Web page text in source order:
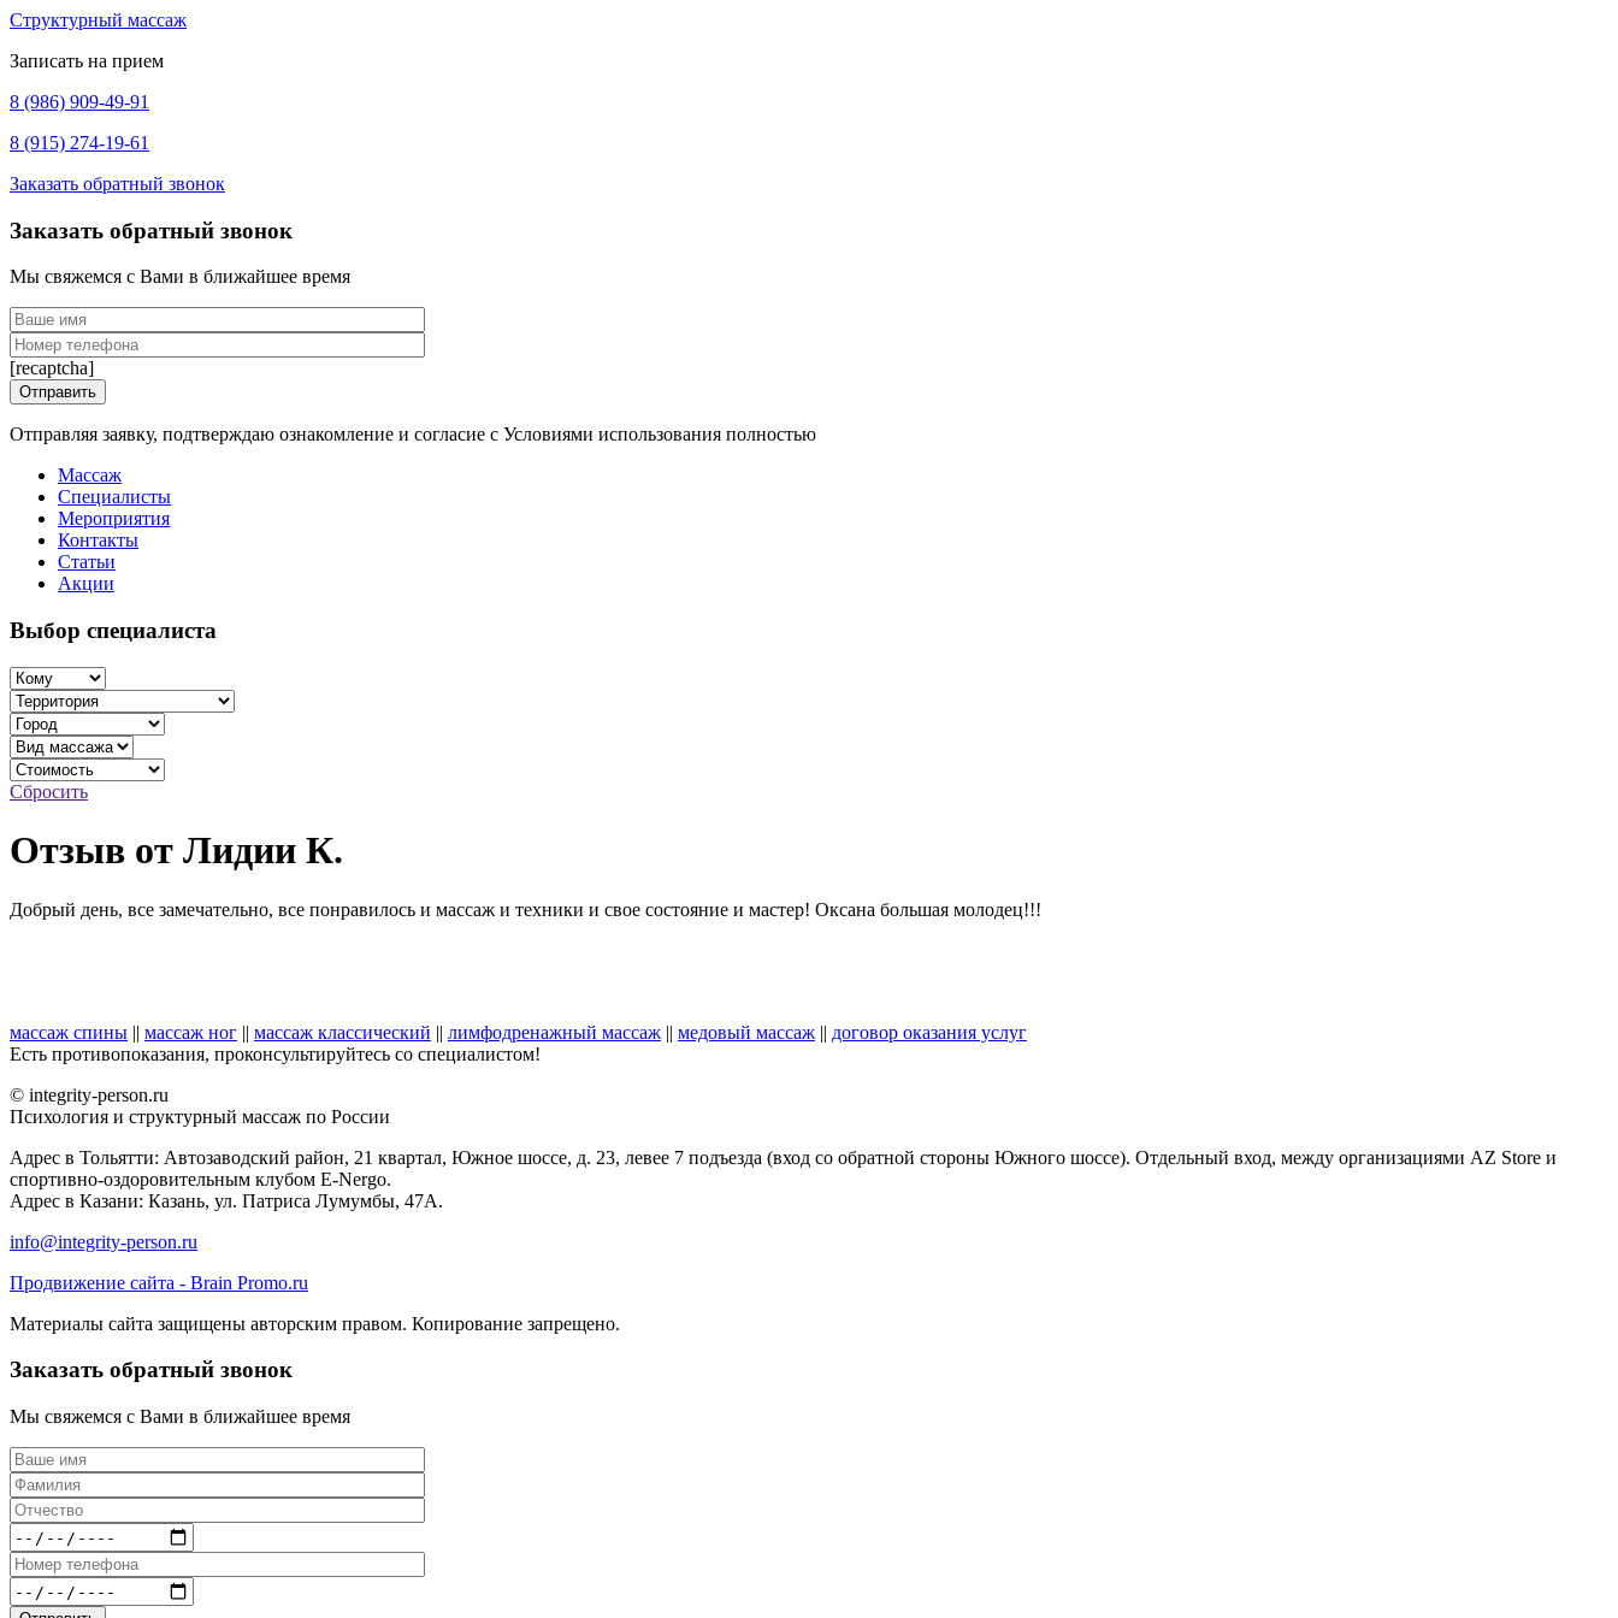
Структурный массаж
Записать на прием
8 (986) 909-49-91
8 (915) 274-19-61
Заказать обратный звонок
Заказать обратный звонок
Мы свяжемся с Вами в ближайшее время
[recaptcha]
Отправляя заявку, подтверждаю ознакомление и согласие с Условиями использования полностью
Массаж
Специалисты
Мероприятия
Контакты
Статьи
Акции
Выбор специалиста
Сбросить
Отзыв от Лидии К.
Добрый день, все замечательно, все понравилось и массаж и техники и свое состояние и мастер! Оксана большая молодец!!!
массаж спины || массаж ног || массаж классический || лимфодренажный массаж || медовый массаж || договор оказания услуг
Есть противопоказания, проконсультируйтесь со специалистом!
© integrity-person.ru
Психология и структурный массаж по России
Адрес в Тольятти: Автозаводский район, 21 квартал, Южное шоссе, д. 23, левее 7 подъезда (вход со обратной стороны Южного шоссе). Отдельный вход, между организациями AZ Store и
спортивно-оздоровительным клубом E-Nergo.
Адрес в Казани: Казань, ул. Патриса Лумумбы, 47А.
info@integrity-person.ru
Продвижение сайта - Brain Promo.ru
Материалы сайта защищены авторским правом. Копирование запрещено.
Заказать обратный звонок
Мы свяжемся с Вами в ближайшее время